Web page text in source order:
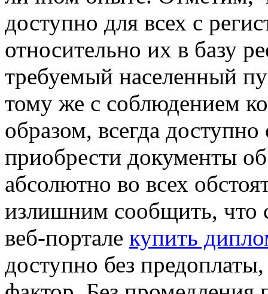
доступно для всех с
относительно их в базу
требуемый населенный
тому же с соблюдением
образом, всегда
приобрести документы
абсолютно во всех
излишним сообщить, что
веб-портале купить
доступно без